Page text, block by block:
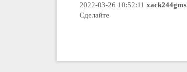
2022-03-26 10:52:11 xack244gms
Сделайте